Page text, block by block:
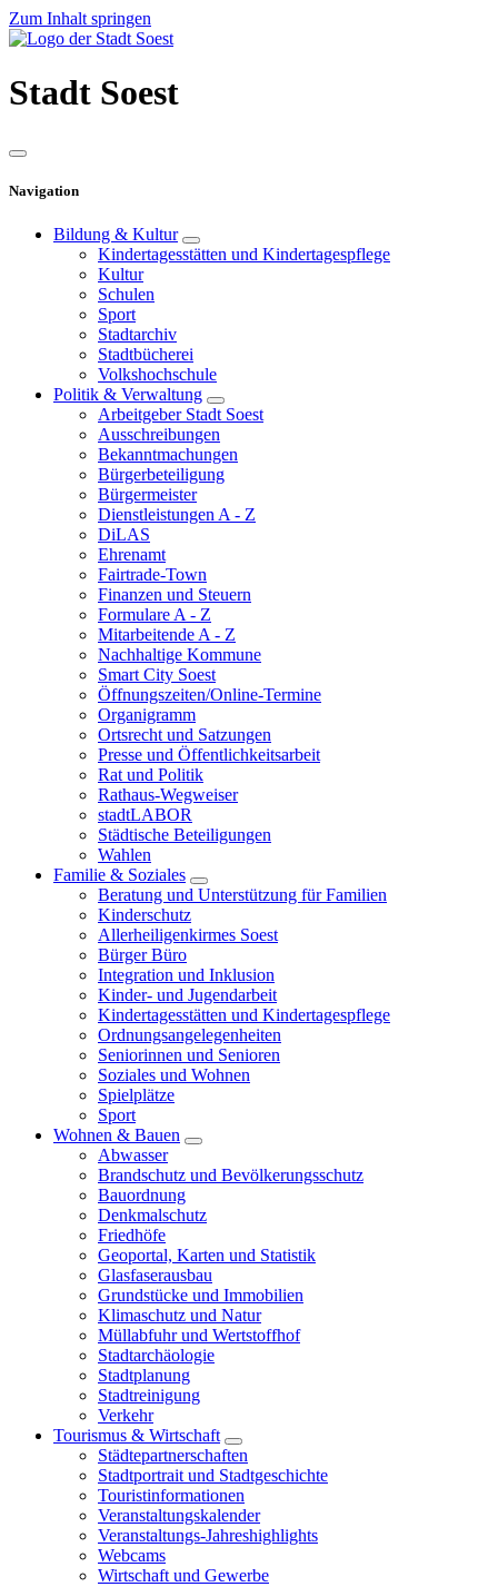
Zum Inhalt springen
Stadt Soest
Navigation
Bildung & Kultur
Kindertagesstätten und Kindertagespflege
Kultur
Schulen
Sport
Stadtarchiv
Stadtbücherei
Volkshochschule
Politik & Verwaltung
Arbeitgeber Stadt Soest
Ausschreibungen
Bekanntmachungen
Bürgerbeteiligung
Bürgermeister
Dienstleistungen A - Z
DiLAS
Ehrenamt
Fairtrade-Town
Finanzen und Steuern
Formulare A - Z
Mitarbeitende A - Z
Nachhaltige Kommune
Smart City Soest
Öffnungszeiten/Online-Termine
Organigramm
Ortsrecht und Satzungen
Presse und Öffentlichkeitsarbeit
Rat und Politik
Rathaus-Wegweiser
stadtLABOR
Städtische Beteiligungen
Wahlen
Familie & Soziales
Beratung und Unterstützung für Familien
Kinderschutz
Allerheiligenkirmes Soest
Bürger Büro
Integration und Inklusion
Kinder- und Jugendarbeit
Kindertagesstätten und Kindertagespflege
Ordnungsangelegenheiten
Seniorinnen und Senioren
Soziales und Wohnen
Spielplätze
Sport
Wohnen & Bauen
Abwasser
Brandschutz und Bevölkerungsschutz
Bauordnung
Denkmalschutz
Friedhöfe
Geoportal, Karten und Statistik
Glasfaserausbau
Grundstücke und Immobilien
Klimaschutz und Natur
Müllabfuhr und Wertstoffhof
Stadtarchäologie
Stadtplanung
Stadtreinigung
Verkehr
Tourismus & Wirtschaft
Städtepartnerschaften
Stadtportrait und Stadtgeschichte
Touristinformationen
Veranstaltungskalender
Veranstaltungs-Jahreshighlights
Webcams
Wirtschaft und Gewerbe